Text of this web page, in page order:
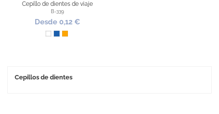
Cepillo de dientes de viaje
B-339
Desde 0,12 €
Blanco
AzulNaranja
Cepillos de dientes